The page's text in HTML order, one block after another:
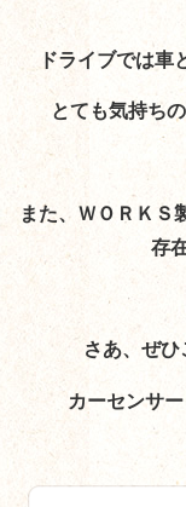
ドライブでは車
とても気持ち
また、ＷＯＲＫＳ
存
さあ、ぜ
カーセンサ